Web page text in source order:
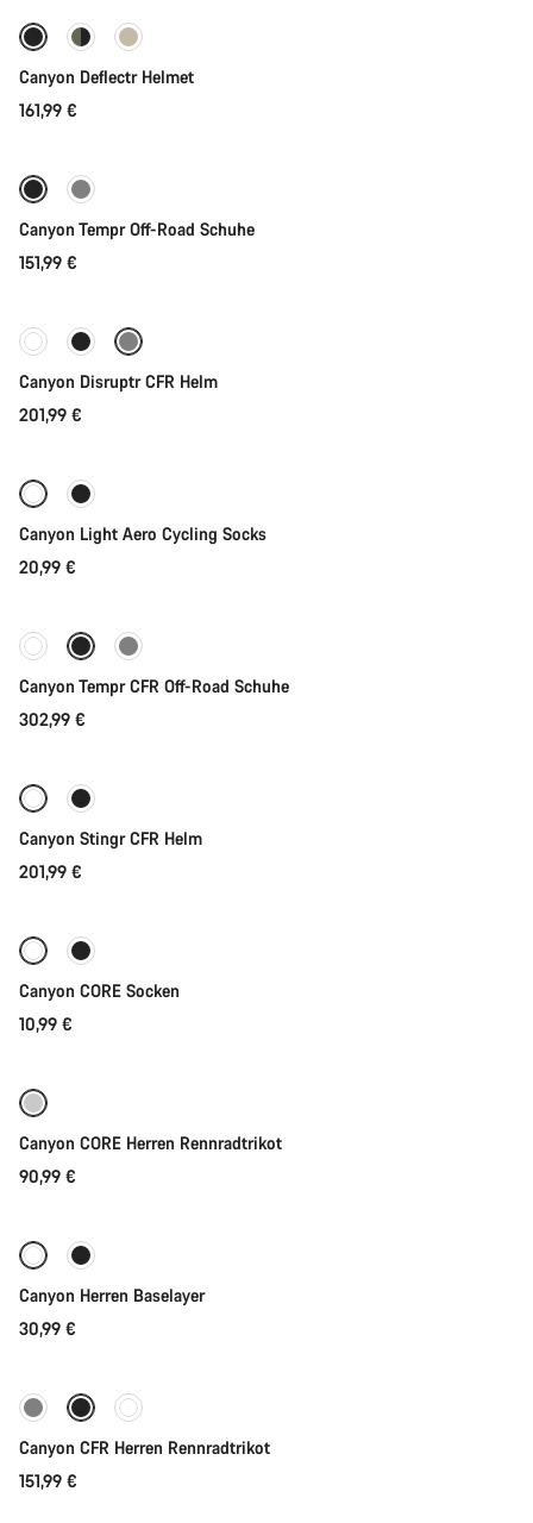
Neu
Canyon Deflectr Helmet
161,99 €
Neu
Canyon Tempr Off-Road Schuhe
151,99 €
Canyon Disruptr CFR Helm
201,99 €
Canyon Light Aero Cycling Socks
20,99 €
Canyon Tempr CFR Off-Road Schuhe
302,99 €
Canyon Stingr CFR Helm
201,99 €
Canyon CORE Socken
10,99 €
Canyon CORE Herren Rennradtrikot
90,99 €
Canyon Herren Baselayer
30,99 €
Neue Verfügbarkeiten
Canyon CFR Herren Rennradtrikot
151,99 €